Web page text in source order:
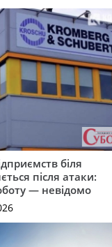
біля
після атаки:
— невідомо